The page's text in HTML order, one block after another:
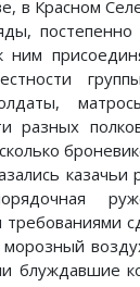
в Красном
постепенно
ним
разных
казачьи
блуждавшие